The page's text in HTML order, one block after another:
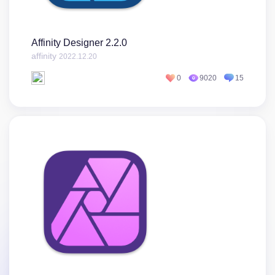
Affinity Designer 2.2.0
affinity 2022.12.20
0 9020 15